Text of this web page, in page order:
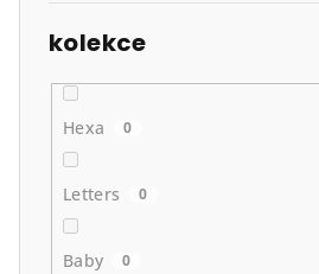
kolekce
Hexa 0
Letters 0
Baby 0